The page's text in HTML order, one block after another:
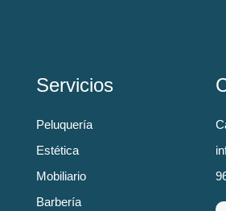
Servicios
Peluquería
Estética
Mobiliario
Barbería